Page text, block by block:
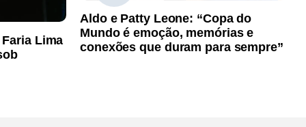
Lima
Aldo e Patty Leone: “Copa do
Mundo é emoção, memórias e
conexões que duram para sempre”